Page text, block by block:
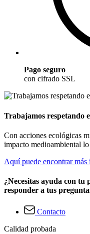
Pago seguro
con cifrado SSL
Trabajamos respetando
Con acciones ecológicas
impacto medioambiental
Aquí puede encontrar más
¿Necesitas ayuda con tu
responder a tus
Contacto
Calidad probada